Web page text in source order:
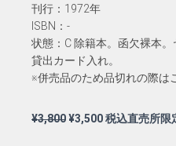
刊行：1972年
ISBN：-
状態：C 除籍本。函欠裸本
貸出カード入れ。
※併売品のため品切れの際は
¥3,800元
¥3,500現
税込直売所限